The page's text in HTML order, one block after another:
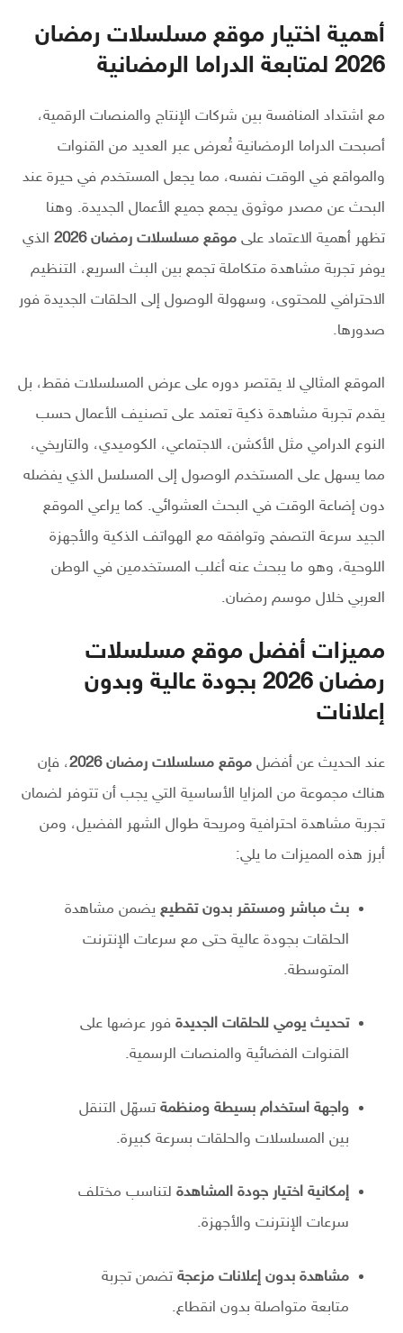
أهمية اختيار موقع مسلسلات رمضان
2026 لمتابعة الدراما الرمضانية
مع اشتداد المنافسة بين شركات الإنتاج والمنصات الرقمية،
أصبحت الدراما الرمضانية تُعرض عبر العديد من القنوات
والمواقع في الوقت نفسه، مما يجعل المستخدم في حيرة عند
البحث عن مصدر موثوق يجمع جميع الأعمال الجديدة. وهنا
تظهر أهمية الاعتماد على موقع مسلسلات رمضان 2026
الذي
يوفر تجربة مشاهدة متكاملة تجمع بين البث السريع، التنظيم
الاحترافي للمحتوى، وسهولة الوصول إلى الحلقات الجديدة فور
صدورها.
الموقع المثالي لا يقتصر دوره على عرض المسلسلات فقط، بل
يقدم تجربة مشاهدة ذكية تعتمد على تصنيف الأعمال حسب
النوع الدرامي مثل الأكشن، الاجتماعي، الكوميدي، والتاريخي،
مما يسهل على المستخدم الوصول إلى المسلسل الذي يفضله
دون إضاعة الوقت في البحث العشوائي. كما يراعي الموقع
الجيد سرعة التصفح وتوافقه مع الهواتف الذكية والأجهزة
اللوحية، وهو ما يبحث عنه أغلب المستخدمين في الوطن
العربي خلال موسم رمضان.
مميزات أفضل موقع مسلسلات
رمضان 2026 بجودة عالية وبدون
إعلانات
عند الحديث عن أفضل موقع مسلسلات رمضان 2026
، فإن
هناك مجموعة من المزايا الأساسية التي يجب أن تتوفر لضمان
تجربة مشاهدة احترافية ومريحة طوال الشهر الفضيل، ومن
أبرز هذه المميزات ما يلي:
بث مباشر ومستقر بدون تقطيع يضمن مشاهدة
الحلقات بجودة عالية حتى مع سرعات الإنترنت
المتوسطة.
تحديث يومي للحلقات الجديدة فور عرضها على
القنوات الفضائية والمنصات الرسمية.
واجهة استخدام بسيطة ومنظمة تسهّل التنقل
بين المسلسلات والحلقات بسرعة كبيرة.
إمكانية اختيار جودة المشاهدة لتناسب مختلف
سرعات الإنترنت والأجهزة.
مشاهدة بدون إعلانات مزعجة تضمن تجربة
متابعة متواصلة بدون انقطاع.